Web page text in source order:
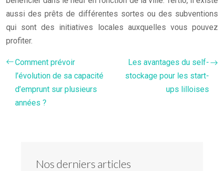
aussi des prêts de différentes sortes ou des subventions
qui sont des initiatives locales auxquelles vous pouvez
profiter.
Comment prévoir
l’évolution de sa capacité
d’emprunt sur plusieurs
années ?
Les avantages du self-
stockage pour les start-
ups lilloises
Nos derniers articles